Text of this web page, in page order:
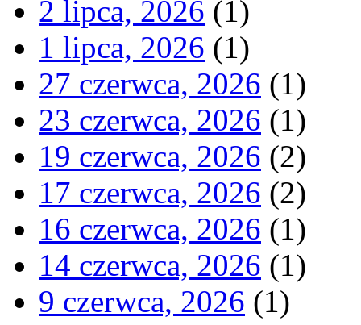
2 lipca, 2026 (1)
1 lipca, 2026 (1)
27 czerwca, 2026 (1)
23 czerwca, 2026 (1)
19 czerwca, 2026 (2)
17 czerwca, 2026 (2)
16 czerwca, 2026 (1)
14 czerwca, 2026 (1)
9 czerwca, 2026 (1)